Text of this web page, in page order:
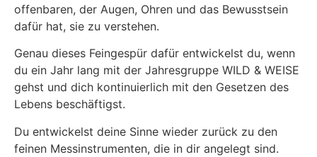
offenbaren, der Augen, Ohren und das Bewusstsein
dafür hat, sie zu verstehen.
Genau dieses Feingespür dafür entwickelst du, wenn
du ein Jahr lang mit der Jahresgruppe WILD & WEISE
gehst und dich kontinuierlich mit den Gesetzen des
Lebens beschäftigst.
Du entwickelst deine Sinne wieder zurück zu den
feinen Messinstrumenten, die in dir angelegt sind.